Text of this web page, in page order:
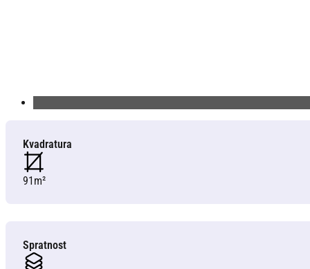
Kvadratura
91m²
Spratnost